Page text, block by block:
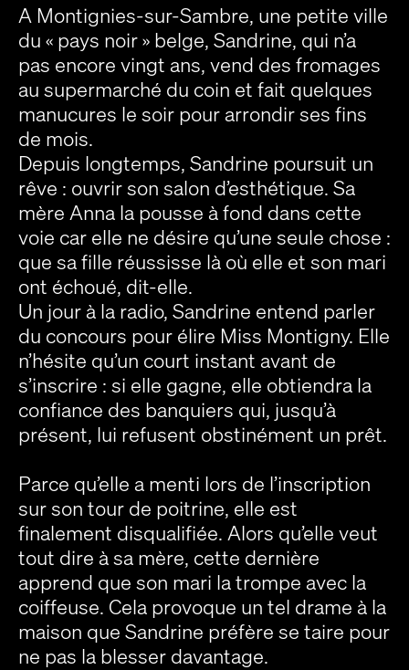
A Montignies-sur-Sambre, une petite ville
du « pays noir » belge, Sandrine, qui n’a
pas encore vingt ans, vend des fromages
au supermarché du coin et fait quelques
manucures le soir pour arrondir ses fins
de mois.
Depuis longtemps, Sandrine poursuit un
rêve : ouvrir son salon d’esthétique. Sa
mère Anna la pousse à fond dans cette
voie car elle ne désire qu’une seule chose :
que sa fille réussisse là où elle et son mari
ont échoué, dit-elle.
Un jour à la radio, Sandrine entend parler
du concours pour élire Miss Montigny. Elle
n’hésite qu’un court instant avant de
s’inscrire : si elle gagne, elle obtiendra la
confiance des banquiers qui, jusqu’à
présent, lui refusent obstinément un prêt.
Parce qu’elle a menti lors de l’inscription
sur son tour de poitrine, elle est
finalement disqualifiée. Alors qu’elle veut
tout dire à sa mère, cette dernière
apprend que son mari la trompe avec la
coiffeuse. Cela provoque un tel drame à la
maison que Sandrine préfère se taire pour
ne pas la blesser davantage.